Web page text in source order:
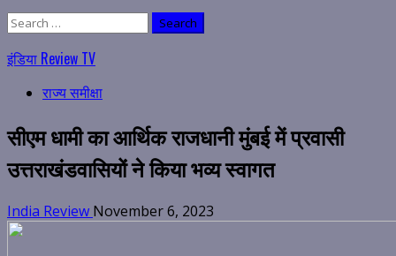
Search
इंडिया Review TV
राज्य समीक्षा
सीएम धामी का आर्थिक राजधानी मुंबई में प्रवासी
उत्तराखंडवासियों ने किया भव्य स्वागत
India Review November 6, 2023